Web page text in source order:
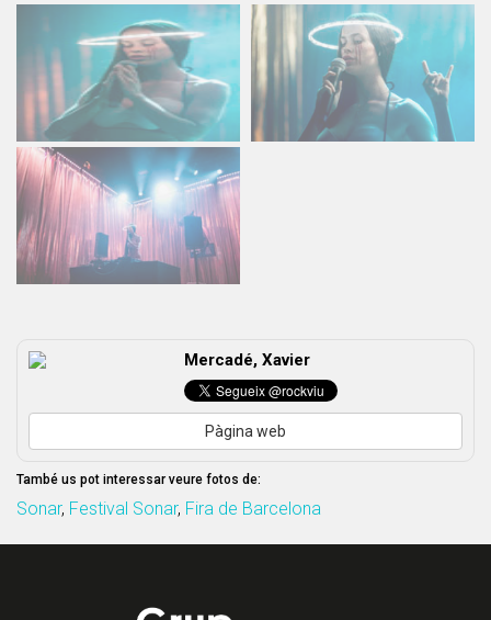
Mercadé, Xavier
Pàgina web
També us pot interessar veure fotos de:
Sonar, Festival Sonar, Fira de Barcelona